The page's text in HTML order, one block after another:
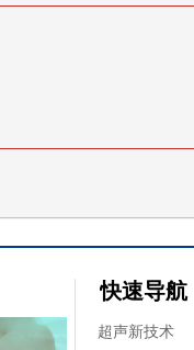
快速导航
超声新技术